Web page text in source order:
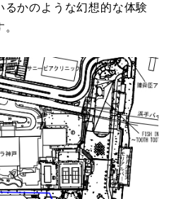
かのような幻想的な体験